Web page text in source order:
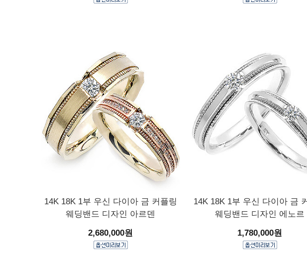
14K 18K 1부 우신 다이아 금 커플링
웨딩밴드 디자인 아르덴
2,680,000원
14K 18K 1부 우신 다이아 금
웨딩밴드 디자인 에노르
1,780,000원